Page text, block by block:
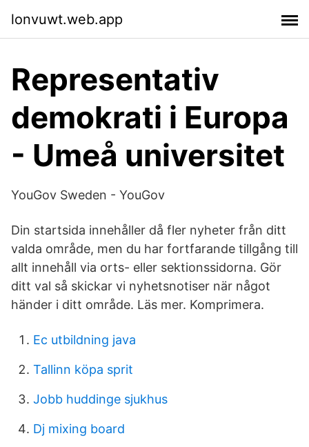
lonvuwt.web.app
Representativ
demokrati i Europa
- Umeå universitet
YouGov Sweden - YouGov
Din startsida innehåller då fler nyheter från ditt
valda område, men du har fortfarande tillgång till
allt innehåll via orts- eller sektionssidorna. Gör
ditt val så skickar vi nyhetsnotiser när något
händer i ditt område. Läs mer. Komprimera.
Ec utbildning java
Tallinn köpa sprit
Jobb huddinge sjukhus
Dj mixing board